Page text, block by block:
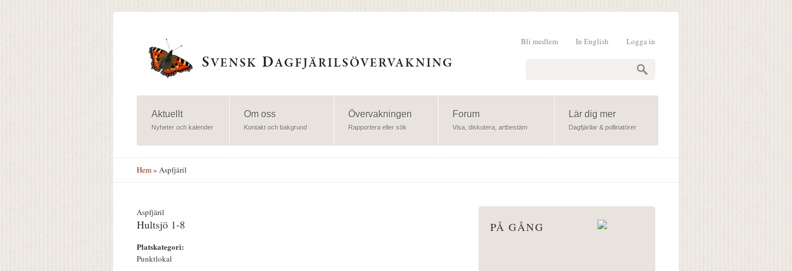
Logga in
In English
Bli medlem
Aktuellt
Nyheter och kalender
Om oss
Kontakt och bakgrund
Övervakningen
Rapportera eller sök
Forum
Visa, diskutera, artbestäm
Lär dig mer
Dagfjärilar & pollinatörer
Hem» Aspfjäril
Aspfjäril
Hultsjö 1-8
Platskategori:
Punktlokal
PÅ GÅNG